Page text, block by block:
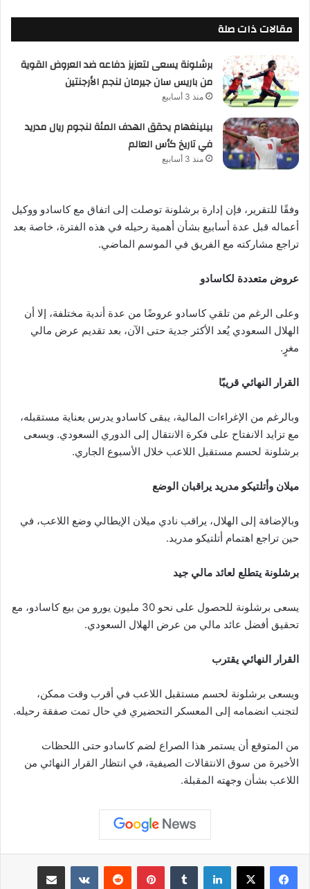
مقالات ذات صلة
برشلونة يسعى لتعزيز دفاعه ضد العروض القوية
من باريس سان جيرمان لنجم الأرجنتين
منذ 3 أسابيع
بيلينغهام يحقق الهدف المئة لنجوم ريال مدريد
في تاريخ كأس العالم
منذ 3 أسابيع
وفقًا للتقرير، فإن إدارة برشلونة توصلت إلى اتفاق مع كاسادو ووكيل
أعماله قبل عدة أسابيع بشأن أهمية رحيله في هذه الفترة، خاصة بعد
تراجع مشاركته مع الفريق في الموسم الماضي.
عروض متعددة لكاسادو
وعلى الرغم من تلقي كاسادو عروضًا من عدة أندية مختلفة، إلا أن
الهلال السعودي يُعد الأكثر جدية حتى الآن، بعد تقديم عرض مالي
مغرٍ.
القرار النهائي قريبًا
وبالرغم من الإغراءات المالية، يبقى كاسادو يدرس بعناية مستقبله،
مع تزايد الانفتاح على فكرة الانتقال إلى الدوري السعودي. ويسعى
برشلونة لحسم مستقبل اللاعب خلال الأسبوع الجاري.
ميلان وأتلتيكو مدريد يراقبان الوضع
وبالإضافة إلى الهلال، يراقب نادي ميلان الإيطالي وضع اللاعب، في
حين تراجع اهتمام أتلتيكو مدريد.
برشلونة يتطلع لعائد مالي جيد
يسعى برشلونة للحصول على نحو 30 مليون يورو من بيع كاسادو، مع
تحقيق أفضل عائد مالي من عرض الهلال السعودي.
القرار النهائي يقترب
ويسعى برشلونة لحسم مستقبل اللاعب في أقرب وقت ممكن،
لتجنب انضمامه إلى المعسكر التحضيري في حال تمت صفقة رحيله.
من المتوقع أن يستمر هذا الصراع لضم كاسادو حتى اللحظات
الأخيرة من سوق الانتقالات الصيفية، في انتظار القرار النهائي من
اللاعب بشأن وجهته المقبلة.
لينكدإن بينتيريست مشاركة عبر البريد